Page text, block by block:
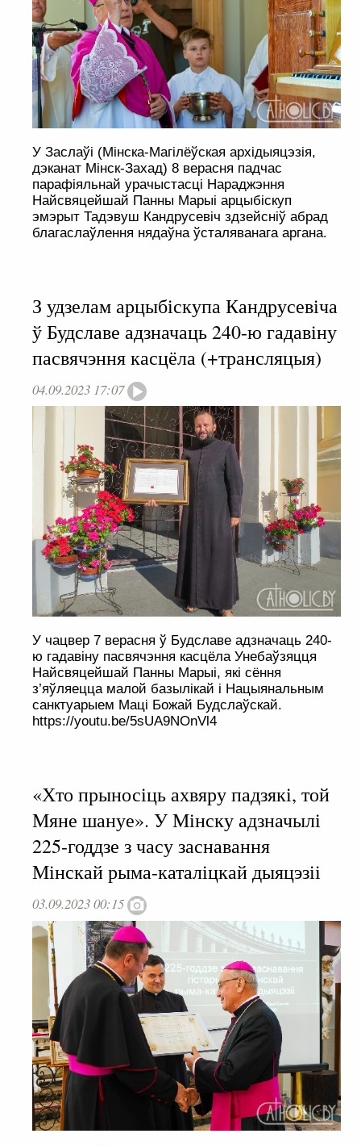
У Заслаўі (Мінска-Магілёўская архідыяцэзія,
дэканат Мінск-Захад) 8 верасня падчас
парафіяльнай урачыстасці Нараджэння
Найсвяцейшай Панны Марыі арцыбіскуп
эмэрыт Тадэвуш Кандрусевіч здзейсніў абрад
благаслаўлення нядаўна ўсталяванага аргана.
З удзелам арцыбіскупа Кандрусевіча
ў Будславе адзначаць 240-ю гадавіну
пасвячэння касцёла (+трансляцыя)
04.09.2023 17:07
У чацвер 7 верасня ў Будславе адзначаць 240-
ю гадавіну пасвячэння касцёла Унебаўзяцця
Найсвяцейшай Панны Марыі, які сёння
з’яўляецца малой базылікай і Нацыянальным
санктуарыем Маці Божай Будслаўскай.
https://youtu.be/5sUA9NOnVl4
«Хто прыносіць ахвяру падзякі, той
Мяне шануе». У Мінску адзначылі
225-годдзе з часу заснавання
Мінскай рыма-каталіцкай дыяцэзіі
03.09.2023 00:15